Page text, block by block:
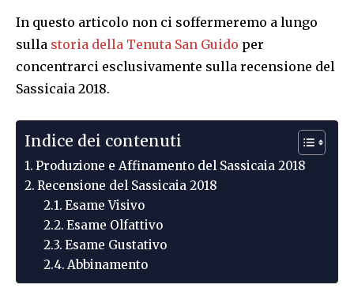
In questo articolo non ci soffermeremo a lungo
sulla storia della Tenuta San Guido per
concentrarci esclusivamente sulla recensione del
Sassicaia 2018.
Indice dei contenuti
Produzione e Affinamento del Sassicaia 2018
Recensione del Sassicaia 2018
Esame Visivo
Esame Olfattivo
Esame Gustativo
Abbinamento